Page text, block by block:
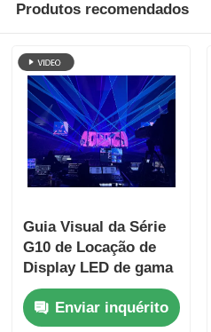
Produtos recomendados
Guia Visual da Série
G10 de Locação de
Display LED de gama
completa P2.6 a
P4.81, Armários
intercambiáveis
Enviar inquérito